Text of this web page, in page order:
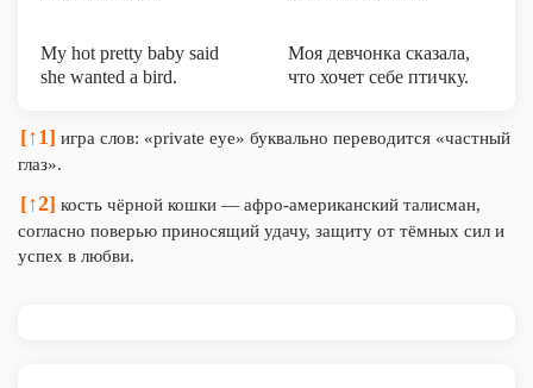
My hot pretty baby said
she wanted a bird.
Моя девчонка сказала,
что хочет себе птичку.
[↑1] игра слов: «private eye» буквально переводится «частный
глаз».
[↑2] кость чёрной кошки — афро-американский талисман,
согласно поверью приносящий удачу, защиту от тёмных сил и
успех в любви.